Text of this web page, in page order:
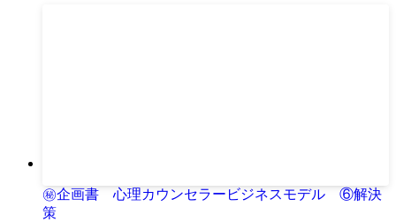
㊙企画書 心理カウンセラービジネスモデル ⑥解決
策